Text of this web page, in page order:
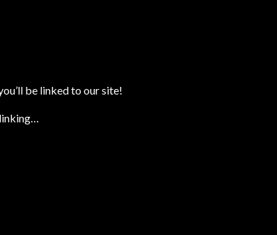
be linked to our site!